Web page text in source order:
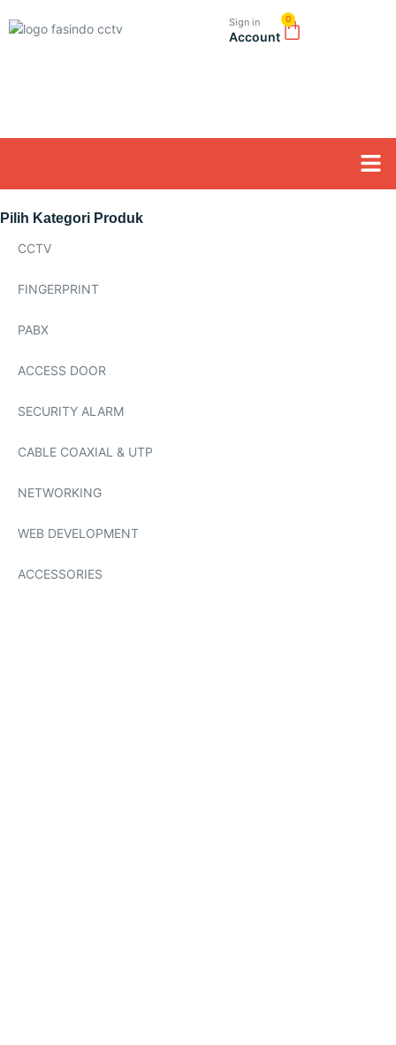
Sign in
Account
0
Pilih Kategori Produk
CCTV
FINGERPRINT
PABX
ACCESS DOOR
SECURITY ALARM
CABLE COAXIAL & UTP
NETWORKING
WEB DEVELOPMENT
ACCESSORIES